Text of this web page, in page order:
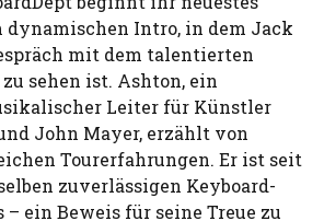
dynamischen Intro, in dem Jack
mit dem talentierten
sehen ist. Ashton, ein
Leiter für Künstler
John Mayer, erzählt von
Tourerfahrungen. Er ist seit
zuverlässigen Keyboard-
– ein Beweis für seine Treue zu